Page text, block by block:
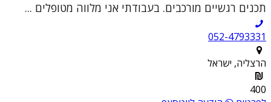
תכנים רגשיים מורכבים. בעבודתי אני מלווה מטופלים ...
052-4793331
הרצליה, ישראל
400